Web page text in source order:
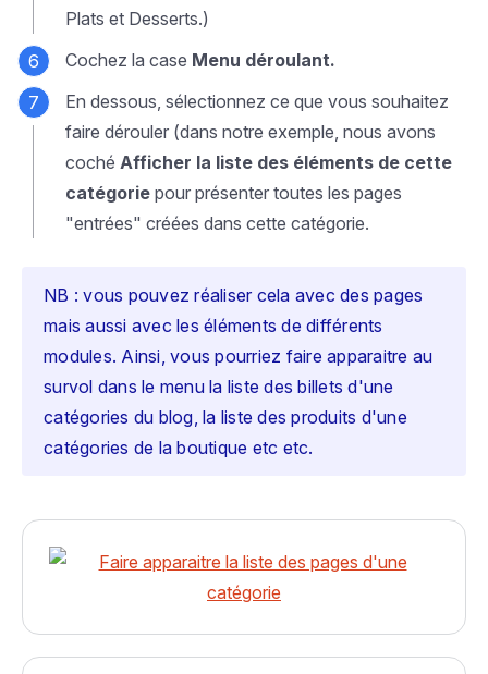
Plats et Desserts.)
Cochez la case Menu déroulant.
En dessous, sélectionnez ce que vous souhaitez
faire dérouler (dans notre exemple, nous avons
coché Afficher la liste des éléments de cette
catégorie pour présenter toutes les pages
"entrées" créées dans cette catégorie.
NB : vous pouvez réaliser cela avec des pages
mais aussi avec les éléments de différents
modules. Ainsi, vous pourriez faire apparaitre au
survol dans le menu la liste des billets d'une
catégories du blog, la liste des produits d'une
catégories de la boutique etc etc.